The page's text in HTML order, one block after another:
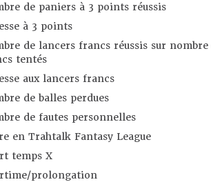
de paniers à 3 points réussis
à 3 points
de lancers francs réussis sur
tentés
aux lancers francs
de balles perdues
de fautes personnelles
en Trahtalk Fantasy League
temps X
prolongation